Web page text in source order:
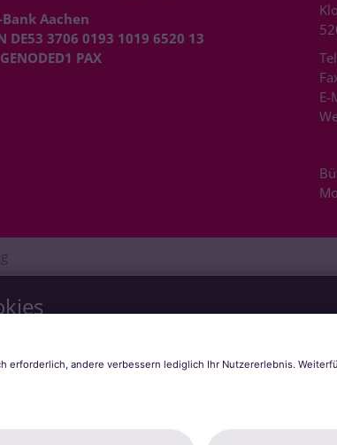
Dazu verwenden wir Cookies, die für das
Inhalte oder zu anonymen Statistikzwecken
auf Basis Ihrer Einstellungen womöglich nicht
Bank Aachen
DE53 3706 0193 1019 6520 13
PAX
E-